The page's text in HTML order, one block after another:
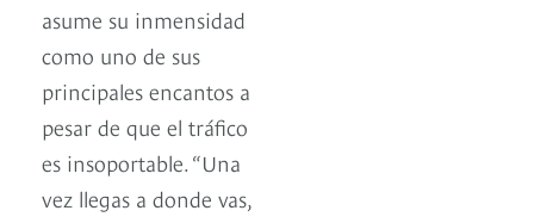
asume su inmensidad
como uno de sus
principales encantos a
pesar de que el tráfico
es insoportable. “Una
vez llegas a donde vas,